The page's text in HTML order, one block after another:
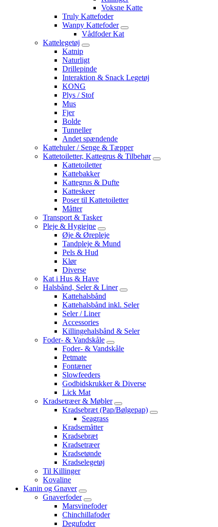
Voksne Katte
Truly Kattefoder
Wanpy Kattefoder
Vådfoder Kat
Kattelegetøj
Katnip
Naturligt
Drillepinde
Interaktion & Snack Legetøj
KONG
Plys / Stof
Mus
Fjer
Bolde
Tunneller
Andet spændende
Kattehuler / Senge & Tæpper
Kattetoiletter, Kattegrus & Tilbehør
Kattetoiletter
Kattebakker
Kattegrus & Dufte
Katteskeer
Poser til Kattetoiletter
Måtter
Transport & Tasker
Pleje & Hygiejne
Øje & Ørepleje
Tandpleje & Mund
Pels & Hud
Klør
Diverse
Kat i Hus & Have
Halsbånd, Seler & Liner
Kattehalsbånd
Kattehalsbånd inkl. Seler
Seler / Liner
Accessories
Killingehalsbånd & Seler
Foder- & Vandskåle
Foder- & Vandskåle
Petmate
Fontæner
Slowfeeders
Godbidskrukker & Diverse
Lick Mat
Kradsetræer & Møbler
Kradsebræt (Pap/Bølgepap)
Seagrass
Kradsemåtter
Kradsebræt
Kradsetræer
Kradsetønde
Kradselegetøj
Til Killinger
Kovaline
Kanin og Gnaver
Gnaverfoder
Marsvinefoder
Chinchillafoder
Degufoder